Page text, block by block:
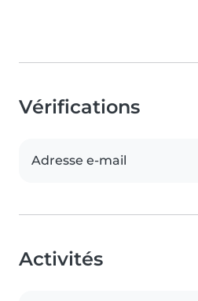
Vérifications
Adresse e-mail
Activités